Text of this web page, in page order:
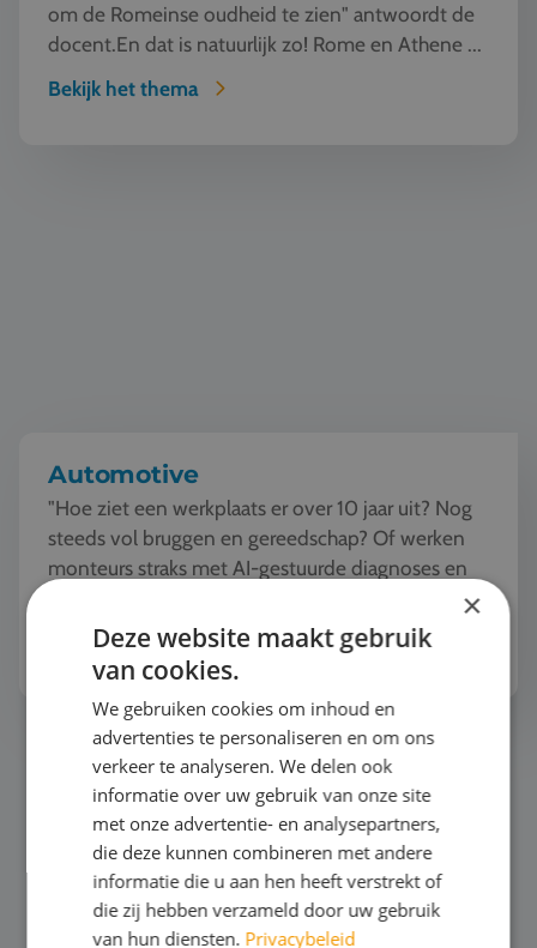
om de Romeinse oudheid te zien" antwoordt de
docent.En dat is natuurlijk zo! Rome en Athene ...
Bekijk het thema
Automotive
"Hoe ziet een werkplaats er over 10 jaar uit? Nog
steeds vol bruggen en gereedschap? Of werken
monteurs straks met AI-gestuurde diagnoses en
razendsnel. Tijde...
Bekijk het thema
Mode en Design
×
Deze website maakt gebruik
van cookies.
We gebruiken cookies om inhoud en
advertenties te personaliseren en om ons
verkeer te analyseren. We delen ook
informatie over uw gebruik van onze site
met onze advertentie- en analysepartners,
die deze kunnen combineren met andere
informatie die u aan hen heeft verstrekt of
die zij hebben verzameld door uw gebruik
van hun diensten. Privacybeleid